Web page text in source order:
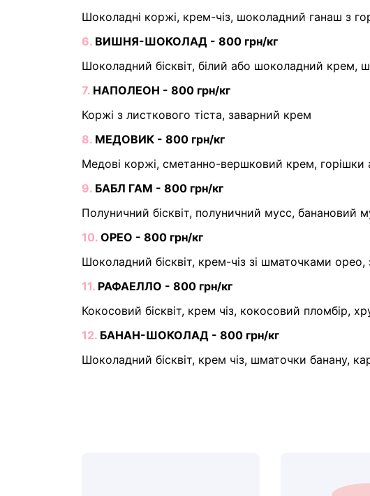
Шоколадні коржі, крем-чіз, шоколадний ганаш з
6. ВИШНЯ-ШОКОЛАД - 800 грн/кг
Шоколадний бісквіт, білий або шоколадний крем,
7. НАПОЛЕОН - 800 грн/кг
Коржі з листкового тіста, заварний крем
8. МЕДОВИК - 800 грн/кг
Медові коржі, сметанно-вершковий крем,
9. БАБЛ ГАМ - 800 грн/кг
Полуничний бісквіт, полуничний мусс, банановий
10. ОРЕО - 800 грн/кг
Шоколадний бісквіт, крем-чіз зі шматочками
11. РАФАЕЛЛО - 800 грн/кг
Кокосовий бісквіт, крем чіз, кокосовий пломбір,
12. БАНАН-ШОКОЛАД - 800 грн/кг
Шоколадний бісквіт, крем чіз, шматочки банану,